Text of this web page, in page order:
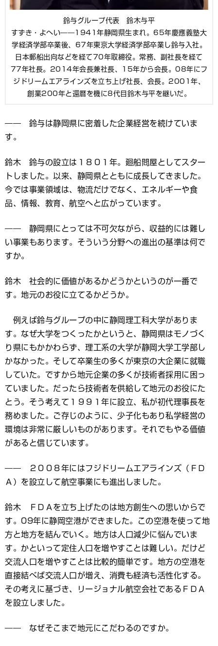
鈴与グループ代表 鈴木与平
すずき・よへい――1941年静岡県生まれ。65年慶應義塾大
学経済学部卒業後、67年東京大学経済学部卒業し鈴与入社。
日本郵船出向などを経て70年取締役。常務、副社長を経て
77年社長。2014年会長兼社長、15年から会長。08年にフ
ジドリームエアラインズを立ち上げ社長、会長。2001年、
創業200年と還暦を機に8代目鈴木与平を継いだ。
―― 鈴与は静岡県に密着した企業経営を続けていま
す。
鈴木 鈴与の設立は１８０１年。廻船問屋としてスター
トしました。以来、静岡県とともに成長してきました。
今では事業領域は、物流だけでなく、エネルギーや食
品、情報、教育、航空へと広がっています。
―― 静岡県にとっては不可欠ながら、収益的には難し
い事業もあります。そういう分野への進出の基準は何で
すか。
鈴木 社会的に価値があるかどうかというのが一番で
す。地元のお役に立てるかどうか。
例えば鈴与グループの中に静岡理工科大学がありま
す。なぜ大学をつくったかというと、静岡県はモノづく
り県にもかかわらず、理工系の大学が静岡大学工学部し
かなかった。そして卒業生の多くが東京の大企業に就職
していた。ですから地元企業の多くが技術者採用に困っ
ていました。だったら技術者を供給して地元のお役にた
とう。そう考えて１９９１年に設立、私が初代理事長を
務めました。ご存じのように、少子化もあり私学経営の
環境は非常に厳しいものがあります。それでもやる価値
があると信じています。
―― ２００８年にはフジドリームエアラインズ（ＦＤ
Ａ）を設立して航空事業にも進出しました。
鈴木 ＦＤＡを立ち上げたのは地方創生への思いからで
す。09年に静岡空港ができました。この空港を使って地
方と地方を結んでいく。地方は人口減少に悩んでいま
す。かといって定住人口を増やすことは難しい。だけど
交流人口を増やすことは比較的簡単です。地方の空港を
直接結べば交流人口が増え、消費も経済も活性化する。
その考えに基づき、リージョナル航空会社であるＦＤＡ
を設立しました。
―― なぜそこまで地元にこだわるのですか。